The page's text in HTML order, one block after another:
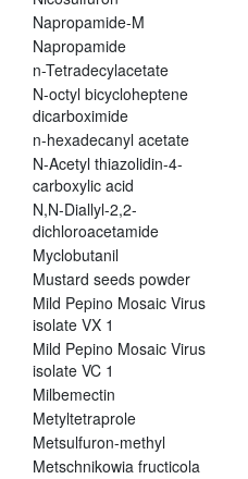
Napropamide-M
Napropamide
n-Tetradecylacetate
N-octyl bicycloheptene
dicarboximide
n-hexadecanyl acetate
N-Acetyl thiazolidin-4-
carboxylic acid
N,N-Diallyl-2,2-
dichloroacetamide
Myclobutanil
Mustard seeds powder
Mild Pepino Mosaic Virus
isolate VX 1
Mild Pepino Mosaic Virus
isolate VC 1
Milbemectin
Metyltetraprole
Metsulfuron-methyl
Metschnikowia fructicola